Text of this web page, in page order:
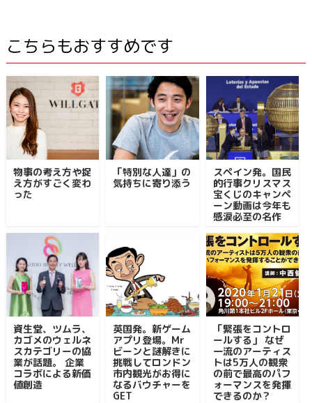
こちらもおすすめです
物事の考え方や捉
え方がすごく変わ
った
「特別な人達」の
気持ちに寄り添う
スペイン発。国民
的行事クリスマス
宝くじのキャンペ
ーン動画は今年も
感涙必至の名作
資生堂、ツムラ、
カゴメのウェルネ
スカテゴリーの協
業が話題。 企業
コラボによる新価
値創造
英国発。新ゲーム
アプリ登場。Mr
ビーンと謎解きに
挑戦してロンドン
市内観光がお得に
なるバウチャーを
GET
「緊張をコントロ
ールする」 なぜ
一流のアーティス
トは5万人の観衆
の前で最高のパフ
ォーマンスを発揮
できるのか？